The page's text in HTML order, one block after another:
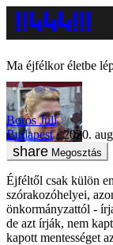
Ma éjfélkor életbe
Boros Juli
Budapest
2020.
Megosztás
Éjféltől csak külön
szórakozóhelyei,
önkormányzattól -
de azt írják, nem
kapott mentességet